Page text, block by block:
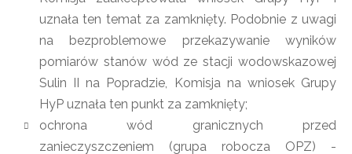
uznała ten temat za zamknięty. Podobnie z uwagi
na bezproblemowe przekazywanie wyników
pomiarów stanów wód ze stacji wodowskazowej
Sulin II na Popradzie, Komisja na wniosek Grupy
HyP uznała ten punkt za zamknięty;
ochrona wód granicznych przed
zanieczyszczeniem (grupa robocza OPZ) -